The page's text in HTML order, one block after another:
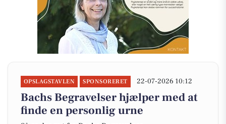
OPSLAGSTAVLEN SPONSORERET 22-07-2026 10:12
Bachs Begravelser hjælper med at
finde en personlig urne